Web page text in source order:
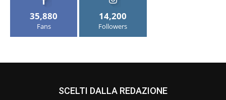
35,880
Fans
14,200
Followers
SCELTI DALLA REDAZIONE